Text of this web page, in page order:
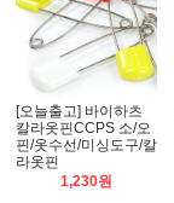
[오늘출고] 바이하츠
칼라옷핀CCPS 소/오
핀/옷수선/미싱도구/칼
라옷핀
1,230원